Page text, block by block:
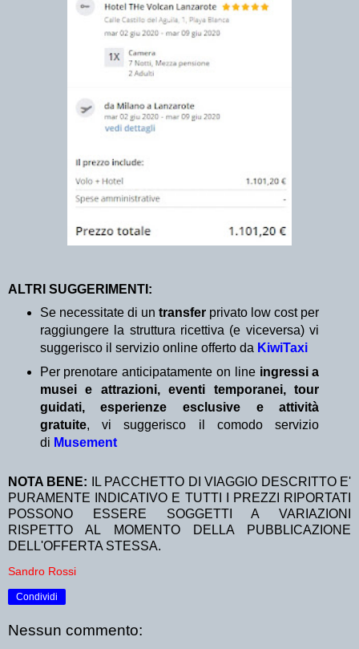
ALTRI SUGGERIMENTI:
Se necessitate di un transfer privato low cost per
raggiungere la struttura ricettiva (e viceversa) vi
suggerisco il servizio online offerto da KiwiTaxi
Per prenotare anticipatamente on line ingressi a
musei e attrazioni, eventi temporanei, tour
guidati, esperienze esclusive e attività
gratuite, vi suggerisco il comodo servizio
di Musement
NOTA BENE:
IL PACCHETTO DI VIAGGIO DESCRITTO E'
PURAMENTE INDICATIVO E TUTTI I PREZZI RIPORTATI
POSSONO ESSERE SOGGETTI A VARIAZIONI
RISPETTO AL MOMENTO DELLA PUBBLICAZIONE
DELL'OFFERTA STESSA.
Sandro Rossi
Condividi
Nessun commento: